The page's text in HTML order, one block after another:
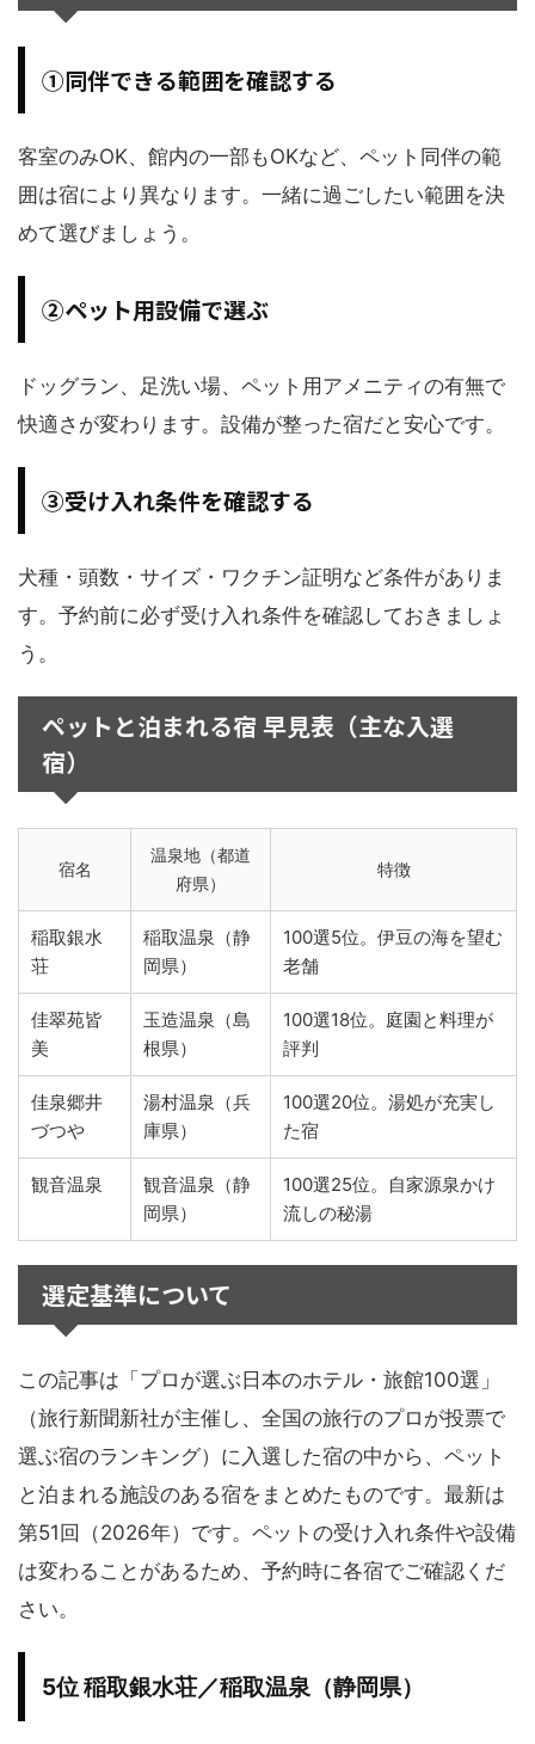
①同伴できる範囲を確認する
客室のみOK、館内の一部もOKなど、ペット同伴の範
囲は宿により異なります。一緒に過ごしたい範囲を決
めて選びましょう。
②ペット用設備で選ぶ
ドッグラン、足洗い場、ペット用アメニティの有無で
快適さが変わります。設備が整った宿だと安心です。
③受け入れ条件を確認する
犬種・頭数・サイズ・ワクチン証明など条件がありま
す。予約前に必ず受け入れ条件を確認しておきましょ
う。
ペットと泊まれる宿 早見表（主な入選
宿）
宿名
温泉地（都道
府県）
特徴
稲取銀水
荘
稲取温泉（静
岡県）
100選5位。伊豆の海を望む
老舗
佳翠苑皆
美
玉造温泉（島
根県）
100選18位。庭園と料理が
評判
佳泉郷井
づつや
湯村温泉（兵
庫県）
100選20位。湯処が充実し
た宿
観音温泉
観音温泉（静
岡県）
100選25位。自家源泉かけ
流しの秘湯
選定基準について
この記事は「プロが選ぶ日本のホテル・旅館100選」
（旅行新聞新社が主催し、全国の旅行のプロが投票で
選ぶ宿のランキング）に入選した宿の中から、ペット
と泊まれる施設のある宿をまとめたものです。最新は
第51回（2026年）です。ペットの受け入れ条件や設備
は変わることがあるため、予約時に各宿でご確認くだ
さい。
5位 稲取銀水荘／稲取温泉（静岡県）